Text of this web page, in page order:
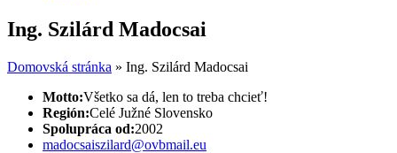
Ing. Szilárd Madocsai
Domovská stránka » Ing. Szilárd Madocsai
Motto:Všetko sa dá, len to treba chcieť!
Región:Celé Južné Slovensko
Spolupráca od:2002
madocsaiszilard@ovbmail.eu